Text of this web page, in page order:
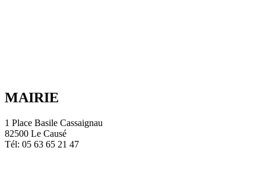
MAIRIE
1 Place Basile Cassaignau
82500 Le Causé
Tél: 05 63 65 21 47